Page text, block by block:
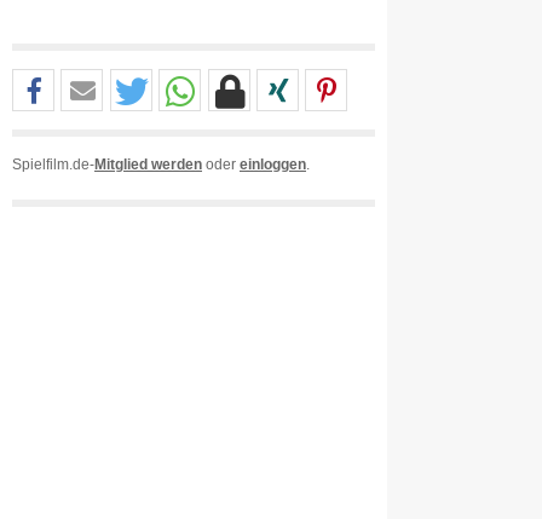
Spielfilm.de-Mitglied werden oder einloggen